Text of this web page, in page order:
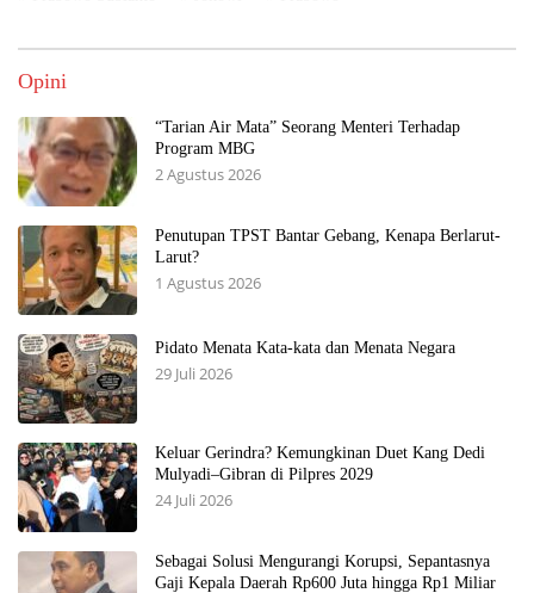
Opini
“Tarian Air Mata” Seorang Menteri Terhadap
Program MBG
2 Agustus 2026
Penutupan TPST Bantar Gebang, Kenapa Berlarut-
Larut?
1 Agustus 2026
Pidato Menata Kata-kata dan Menata Negara
29 Juli 2026
Keluar Gerindra? Kemungkinan Duet Kang Dedi
Mulyadi–Gibran di Pilpres 2029
24 Juli 2026
Sebagai Solusi Mengurangi Korupsi, Sepantasnya
Gaji Kepala Daerah Rp600 Juta hingga Rp1 Miliar